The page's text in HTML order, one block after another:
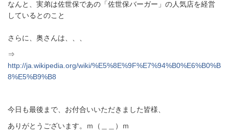
なんと、実弟は佐世保であの「佐世保バーガー」の人気店を経営
しているとのこと
さらに、奥さんは、、、
⇒
http://ja.wikipedia.org/wiki/%E5%8E%9F%E7%94%B0%E6%B0%B
8%E5%B9%B8
今日も最後まで、お付合いいただきました皆様、
ありがとうございます。ｍ（＿＿）ｍ